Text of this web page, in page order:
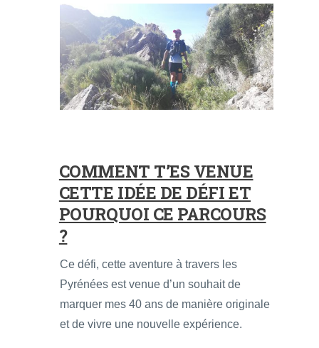
COMMENT T’ES VENUE
CETTE IDÉE DE DÉFI ET
POURQUOI CE PARCOURS
?
Ce défi, cette aventure à travers les
Pyrénées est venue d’un souhait de
marquer mes 40 ans de manière originale
et de vivre une nouvelle expérience.